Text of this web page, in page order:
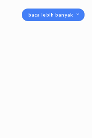
baca lebih banyak